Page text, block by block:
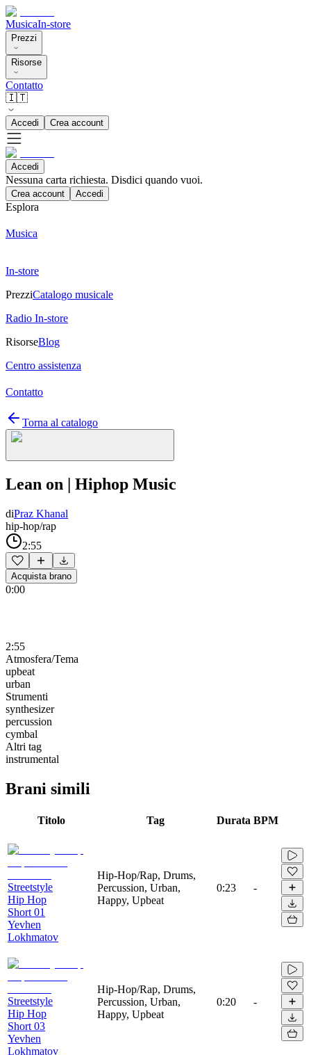
MusicaIn-store
Prezzi
Risorse
Contatto
🇮🇹
Accedi Crea account
Accedi
Nessuna carta richiesta. Disdici quando vuoi.
Crea account Accedi
Esplora
Musica
In-store
PrezziCatalogo musicale
Radio In-store
RisorseBlog
Centro assistenza
Contatto
Torna al catalogo
Lean on | Hiphop Music
diPraz Khanal
hip-hop/rap
2:55
Acquista brano
0:00
2:55
Atmosfera/Tema
upbeat
urban
Strumenti
synthesizer
percussion
cymbal
Altri tag
instrumental
Brani simili
Titolo Tag Durata BPM
Streetstyle
Hip Hop
Short 01
Yevhen
Lokhmatov
Hip-Hop/Rap, Drums,
Percussion, Urban,
Happy, Upbeat
0:23 -
Streetstyle
Hip Hop
Short 03
Yevhen
Lokhmatov
Hip-Hop/Rap, Drums,
Percussion, Urban,
Happy, Upbeat
0:20 -